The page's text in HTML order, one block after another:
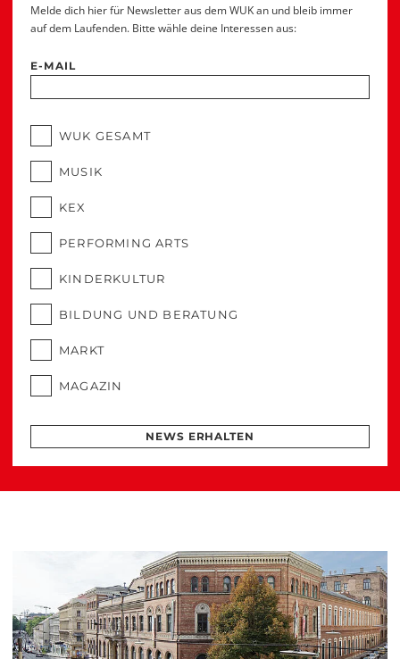
Melde dich hier für Newsletter aus dem WUK an und bleib immer
auf dem Laufenden. Bitte wähle deine Interessen aus:
E-MAIL
WUK GESAMT
MUSIK
KEX
PERFORMING ARTS
KINDERKULTUR
BILDUNG UND BERATUNG
MARKT
MAGAZIN
NEWS ERHALTEN